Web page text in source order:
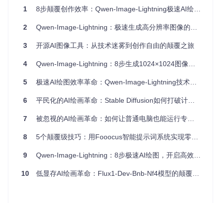
册。其次，LoRA轻量化微调（一种模型优化技术）则像为模
型装上了精准的导航系统，通过权重优化实现专项性能提升。
确保每一步采样都发挥最大效用，如同经
验丰富的指挥家，让每个音符都恰到好处。
传统方案痛点→本项目解决方案：
痛点1：推理步骤多（480步）→ 解决方案：8步极速推理，
痛点2：硬件要求高（专业级GPU）→ 解决方案：消费级G
PU即可运行，降低入门门槛
痛点3：质量与速度难以兼顾→ 解决方案：专业评测显示质
量差异仅3.2%，视觉效果几乎不受影响
应用指南：不同预算如何玩转极速AI绘图
如何根据自己的预算选择合适的配置？以下是针对不同用户的
1 8步颠覆创作效率：Qwen-Image-Lightning极速AI绘图革新
2 Qwen-Image-Lightning：极速生成高分辨率图像的AI绘图解决方案
3 开源AI图像工具：从技术迷雾到创作自由的颠覆之旅
4 Qwen-Image-Lightning：8步生成1024×1024图像的极速AI绘图解决方案
5 极速AI绘图效率革命：Qwen-Image-Lightning技术突破与实践指南
6 平民化的AI绘画革命：Stable Diffusion如何打破计算资源壁垒
7 被忽视的AI绘画革命：如何让普通电脑也能运行专业级图像生成模型
8 5个颠覆级技巧：用Fooocus智能提示词系统实现零门槛AI创作
9 Qwen-Image-Lightning：8步极速AI绘图，开启高效创作新纪元
10 低显存AI绘画革命：Flux1-Dev-Bnb-Nf4模型的颠覆性突破与实战指南